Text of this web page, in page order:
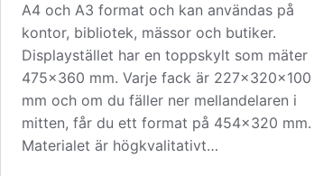
A4 och A3 format och kan användas på
kontor, bibliotek, mässor och butiker.
Displaystället har en toppskylt som mäter
475x360 mm. Varje fack är 227x320x100
mm och om du fäller ner mellandelaren i
mitten, får du ett format på 454x320 mm.
Materialet är högkvalitativt…